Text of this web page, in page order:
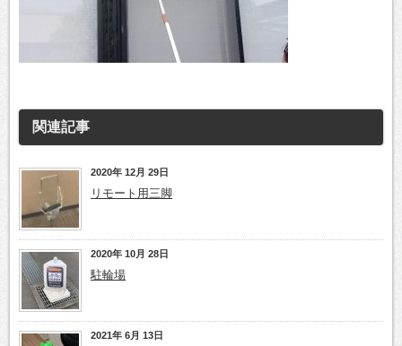
関連記事
2020年 12月 29日
リモート用三脚
2020年 10月 28日
駐輪場
2021年 6月 13日